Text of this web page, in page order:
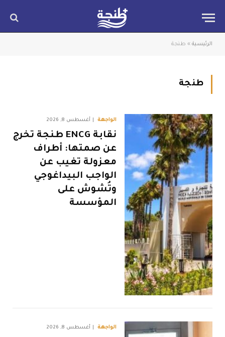
الرئيسية » طنجة
طنجة
الواجهة أغسطس 8, 2026
نقابة ENCG طنجة تخرج
عن صمتها: أطراف
معزولة تغيب عن
الواجب البيداغوجي
وتُشوش على
المؤسسة
الواجهة أغسطس 8, 2026